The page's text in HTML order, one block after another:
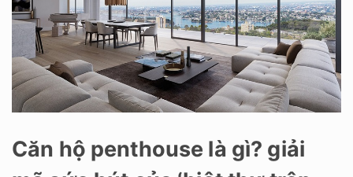
Căn hộ penthouse là gì? giải